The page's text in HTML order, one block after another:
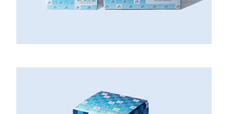
仕事のご依頼・お問い合わせはこちら